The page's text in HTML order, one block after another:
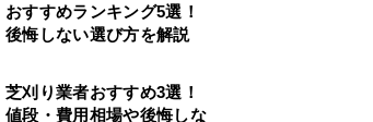
おすすめランキング5選！
後悔しない選び方を解説
芝刈り業者おすすめ3選！
値段・費用相場や後悔しな